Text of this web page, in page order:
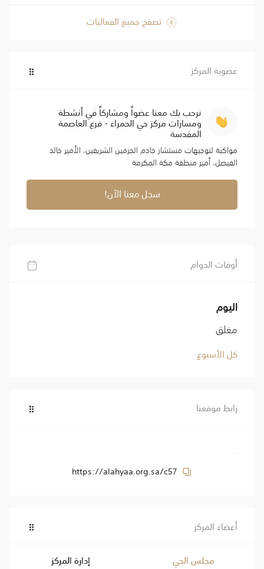
تصفح جميع الفعاليات
عضوية المركز
نرحب بك معنا عضواً ومشاركاً في أنشطة
ومسارات مركز حي الحمراء - فرع العاصمة
المقدسة
مواكبة لتوجيهات مستشار خادم الحرمين الشريفين، الأمير خالد
الفيصل، أمير منطقة مكة المكرمة
سجل معنا الآن!
أوقات الدوام
اليوم
مغلق
كل الأسبوع
رابط موقعنا
أعضاء المركز
مجلس الحي
إدارة المركز